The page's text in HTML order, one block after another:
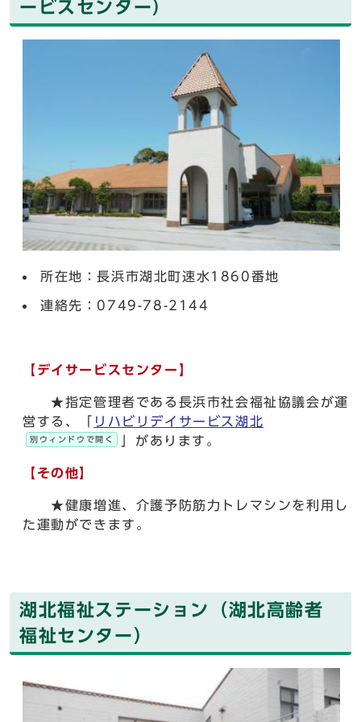
ービスセンター）
所在地：長浜市湖北町速水1860番地
連絡先：0749-78-2144
【デイサービスセンター】
★指定管理者である長浜市社会福祉協議会が運
営する、「
リハビリデイサービス湖北
別ウィンドウで開く 」があります。
【その他】
★健康増進、介護予防筋力トレマシンを利用し
た運動ができます。
湖北福祉ステーション（湖北高齢者
福祉センター）